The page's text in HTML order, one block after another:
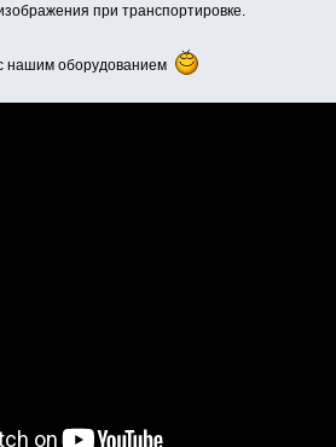
при транспортировке.
нашим оборудованием